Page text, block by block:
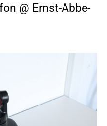
@ Ernst-Abbe-